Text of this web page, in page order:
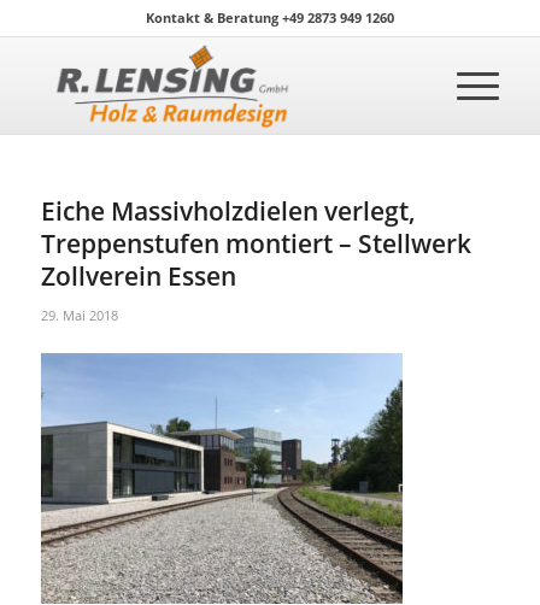
Kontakt & Beratung +49 2873 949 1260
Eiche Massivholzdielen verlegt,
Treppenstufen montiert – Stellwerk
Zollverein Essen
29. Mai 2018